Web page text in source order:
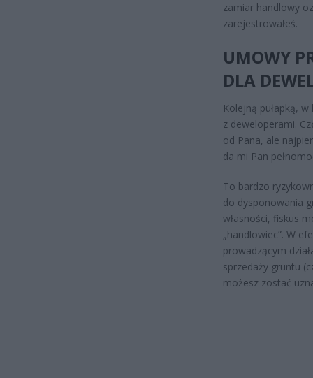
zamiar handlowy
zarejestrowałeś.
UMOWY
DLA
Kolejną pułapką,
z deweloperami.
od Pana, ale
da mi Pan
To bardzo
do dysponowania
własności, fiskus
„handlowiec”. W
prowadzącym
sprzedaży gruntu
możesz zostać